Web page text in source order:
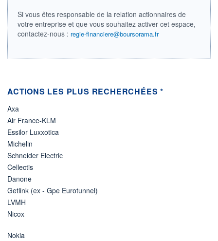
Si vous êtes responsable de la relation actionnaires de
votre entreprise et que vous souhaitez activer cet espace,
contactez-nous : regie-financiere@boursorama.fr
ACTIONS LES PLUS RECHERCHÉES *
Axa
Air France-KLM
Essilor Luxxotica
Michelin
Schneider Electric
Cellectis
Danone
Getlink (ex - Gpe Eurotunnel)
LVMH
Nicox
Nokia